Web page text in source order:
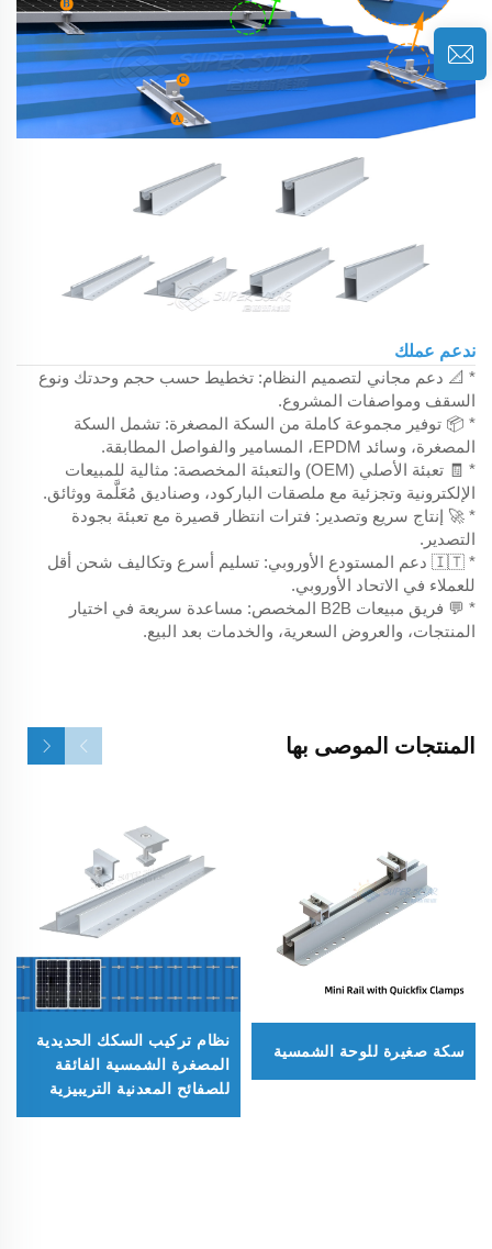
ندعم عملك
* 📐 دعم مجاني لتصميم النظام: تخطيط حسب حجم وحدتك ونوع
السقف ومواصفات المشروع.
* 📦 توفير مجموعة كاملة من السكة المصغرة: تشمل السكة
المصغرة، وسائد EPDM، المسامير والفواصل المطابقة.
* 🧾 تعبئة الأصلي (OEM) والتعبئة المخصصة: مثالية للمبيعات
الإلكترونية وتجزئية مع ملصقات الباركود، وصناديق مُعَلَّمة ووثائق.
* 🚀 إنتاج سريع وتصدير: فترات انتظار قصيرة مع تعبئة بجودة
التصدير.
* 🇮🇹 دعم المستودع الأوروبي: تسليم أسرع وتكاليف شحن أقل
للعملاء في الاتحاد الأوروبي.
* 💬 فريق مبيعات B2B المخصص: مساعدة سريعة في اختيار
المنتجات، والعروض السعرية، والخدمات بعد البيع.
المنتجات الموصى بها
سكة صغيرة للوحة الشمسية
نظام تركيب السكك الحديدية
المصغرة الشمسية الفائقة
للصفائح المعدنية التريبيزية